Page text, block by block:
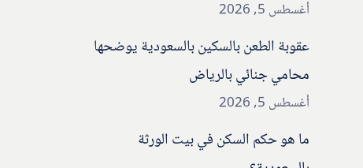
أغسطس 5, 2026
عقوبة الطعن بالسكين بالسعودية يوضحها
محامي جنائي بالرياض
أغسطس 5, 2026
ما هو حكم السكن في بيت الورثة